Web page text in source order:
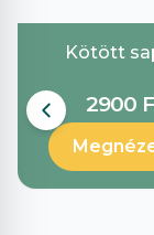
Kötött
2900